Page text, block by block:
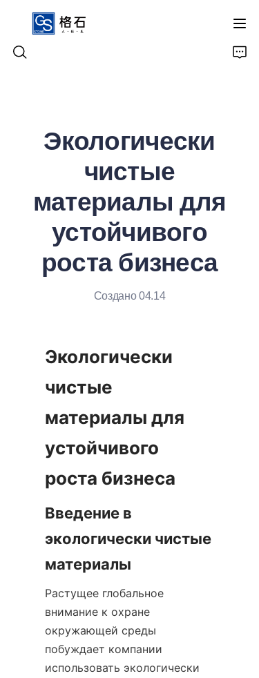
Экологически
чистые
материалы для
устойчивого
роста бизнеса
Создано 04.14
Экологически
чистые
материалы для
устойчивого
Введение в
экологически чистые
Растущее глобальное
внимание к охране
окружающей среды
побуждает компании
использовать экологически
Продукты
Связаться с нами